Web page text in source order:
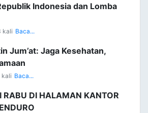
Indonesia dan Lomba
kali Baca...
Jum’at: Jaga Kesehatan,
kali Baca...
RABU DI HALAMAN KANTOR